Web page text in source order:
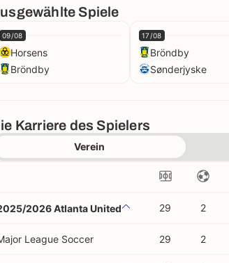
Spiele
09/08
Horsens
Bröndby
17/08
Bröndby
Sønderjyske
Karriere des Spielers
Verein
2026 Atlanta United 29 2
League Soccer 29 2